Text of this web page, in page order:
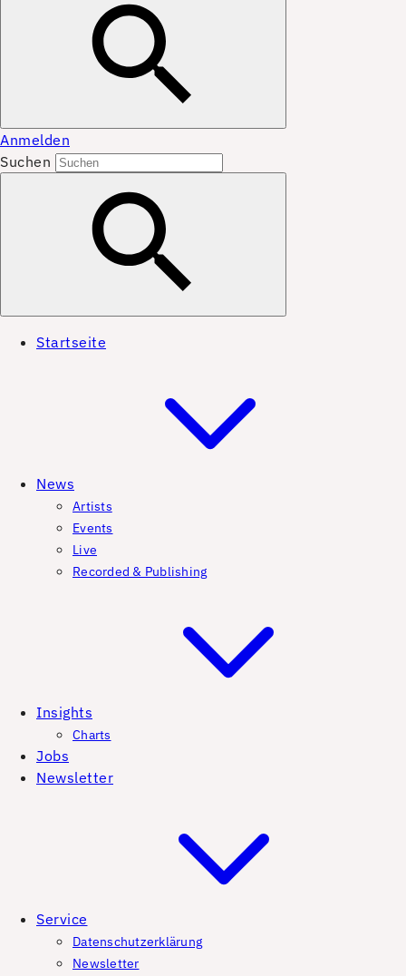
Anmelden
Suchen
Startseite
News
Artists
Events
Live
Recorded & Publishing
Insights
Charts
Jobs
Newsletter
Service
Datenschutzerklärung
Newsletter